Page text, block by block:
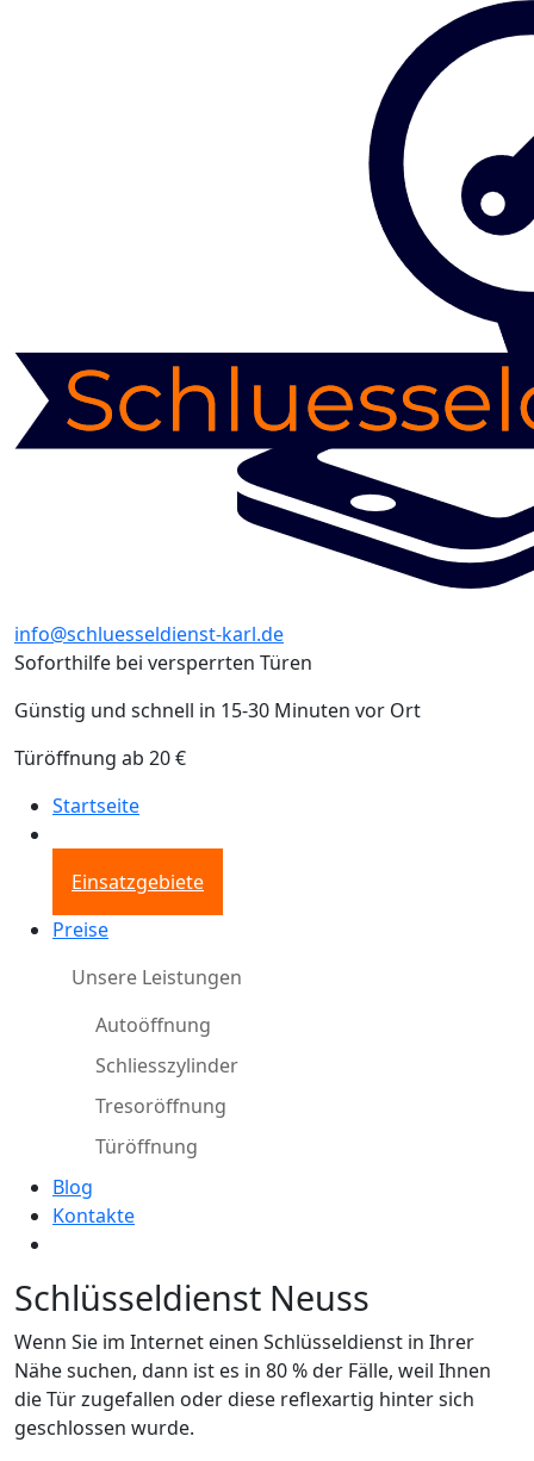
info@schluesseldienst-karl.de
Soforthilfe bei versperrten Türen
Günstig und schnell in 15-30 Minuten vor Ort
Türöffnung ab 20 €
Startseite
Einsatzgebiete
Preise
Unsere Leistungen
Autoöffnung
Schliesszylinder
Tresoröffnung
Türöffnung
Blog
Kontakte
Schlüsseldienst Neuss
Wenn Sie im Internet einen Schlüsseldienst in Ihrer
Nähe suchen, dann ist es in 80 % der Fälle, weil Ihnen
die Tür zugefallen oder diese reflexartig hinter sich
geschlossen wurde.